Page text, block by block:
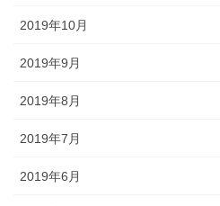
2019年10月
2019年9月
2019年8月
2019年7月
2019年6月